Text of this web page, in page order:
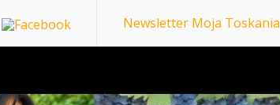
Newsletter Moja Toskania